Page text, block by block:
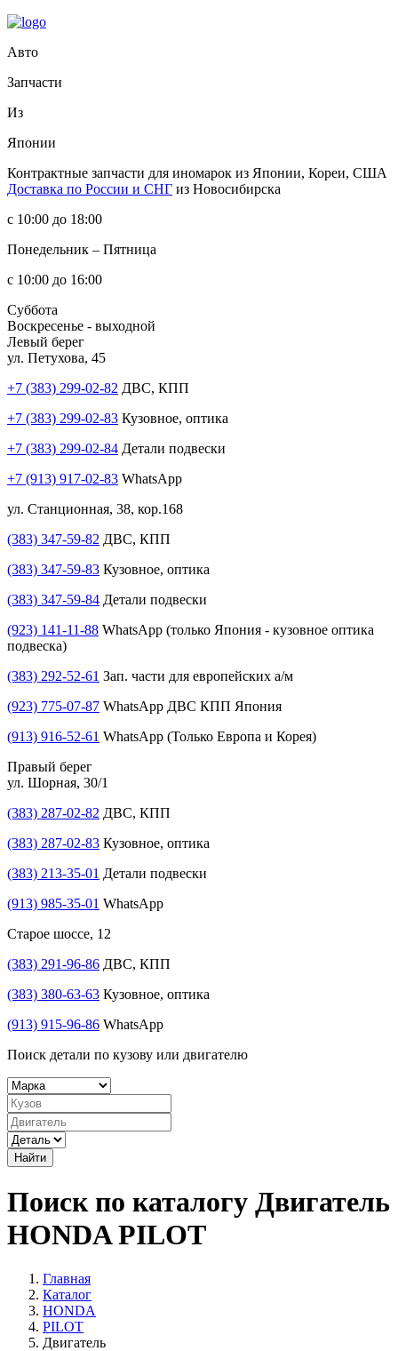
Авто
Запчасти
Из
Японии
Контрактные запчасти для иномарок из Японии, Кореи, США
Доставка по России и СНГ из Новосибирска
с 10:00 до 18:00
Понедельник – Пятница
с 10:00 до 16:00
Суббота
Воскресенье - выходной
Левый берег
ул. Петухова, 45
+7 (383) 299-02-82 ДВС, КПП
+7 (383) 299-02-83 Кузовное, оптика
+7 (383) 299-02-84 Детали подвески
+7 (913) 917-02-83 WhatsApp
ул. Станционная, 38, кор.168
(383) 347-59-82 ДВС, КПП
(383) 347-59-83 Кузовное, оптика
(383) 347-59-84 Детали подвески
(923) 141-11-88 WhatsApp (только Япония - кузовное оптика
подвеска)
(383) 292-52-61 Зап. части для европейских а/м
(923) 775-07-87 WhatsApp ДВС КПП Япония
(913) 916-52-61 WhatsApp (Только Европа и Корея)
Правый берег
ул. Шорная, 30/1
(383) 287-02-82 ДВС, КПП
(383) 287-02-83 Кузовное, оптика
(383) 213-35-01 Детали подвески
(913) 985-35-01 WhatsApp
Старое шоссе, 12
(383) 291-96-86 ДВС, КПП
(383) 380-63-63 Кузовное, оптика
(913) 915-96-86 WhatsApp
Поиск детали по кузову или двигателю
Найти
Поиск по каталогу Двигатель
HONDA PILOT
Главная
Каталог
HONDA
PILOT
Двигатель